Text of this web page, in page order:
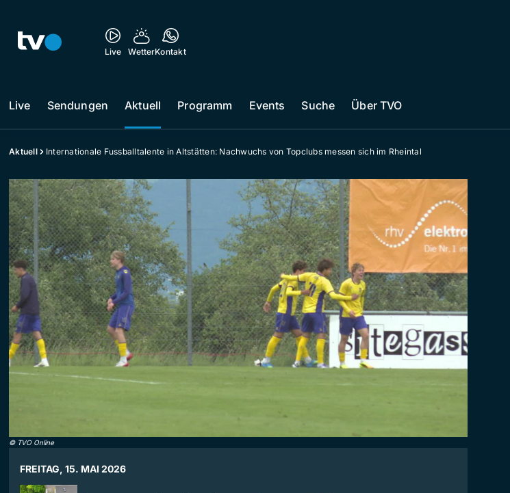
Live WetterKontakt
Live Sendungen Aktuell Programm Events Suche Über TVO
Aktuell Internationale Fussballtalente in Altstätten: Nachwuchs von Topclubs messen sich im Rheintal
© TVO Online
FREITAG, 15. MAI 2026